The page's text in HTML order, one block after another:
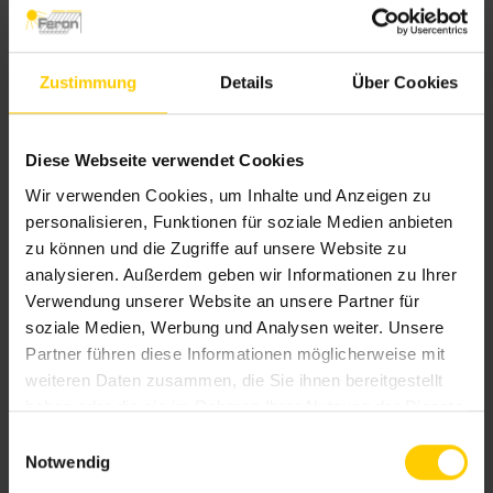
Zustimmung Details Über Cookies
Diese Webseite verwendet Cookies
Wir verwenden Cookies, um Inhalte und Anzeigen zu
personalisieren, Funktionen für soziale Medien anbieten
zu können und die Zugriffe auf unsere Website zu
analysieren. Außerdem geben wir Informationen zu Ihrer
Verwendung unserer Website an unsere Partner für
soziale Medien, Werbung und Analysen weiter. Unsere
Partner führen diese Informationen möglicherweise mit
weiteren Daten zusammen, die Sie ihnen bereitgestellt
haben oder die sie im Rahmen Ihrer Nutzung der Dienste
Notwendig
Schiebeläden aus Holz und
Aluminium
Die Schiebeläden bietenzahlreiche Design-
und Materialvarianten. Pflegeleichte Design-
Dekore, Echtholz oder Aluminium in RAL-Farben
– passen Sie den Außenbereich an Ihren